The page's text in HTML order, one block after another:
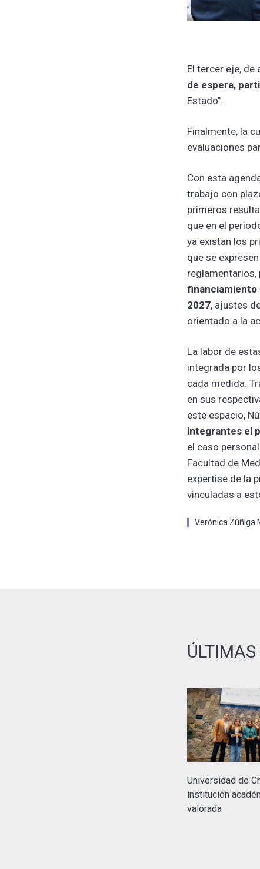
El tercer eje,
de espera,
Estado".
Finalmente, la
evaluaciones
Con esta
trabajo con
primeros
que en el
ya existan los
que se
reglamentarios,
financiamiento
2027, ajustes
orientado a la
La labor de
integrada por
cada medida.
en sus
este espacio,
integrantes el
el caso
Facultad de
expertise de la
vinculadas a
Verónica Zúñiga
Universidad de
institución
valorada